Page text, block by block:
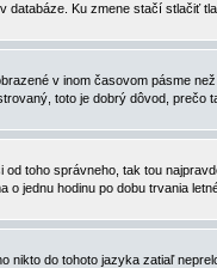
databáze. Ku zmene stačí stlačiť
v inom časovom pásme
toto je dobrý dôvod, prečo
toho správneho, tak tou
jednu hodinu po dobu trvania
nikto do tohoto jazyka zatiaľ